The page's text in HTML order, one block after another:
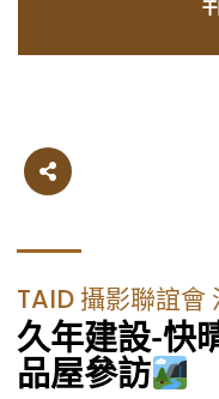
TAID 攝影聯誼會
久年建設-快
品屋參訪